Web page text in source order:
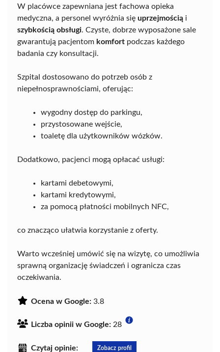
W placówce zapewniana jest fachowa opieka
medyczna, a personel wyróżnia się uprzejmością i
szybkością obsługi. Czyste, dobrze wyposażone sale
gwarantują pacjentom komfort podczas każdego
badania czy konsultacji.
Szpital dostosowano do potrzeb osób z
niepełnosprawnościami, oferując:
wygodny dostęp do parkingu,
przystosowane wejście,
toaletę dla użytkowników wózków.
Dodatkowo, pacjenci mogą opłacać usługi:
kartami debetowymi,
kartami kredytowymi,
za pomocą płatności mobilnych NFC,
co znacząco ułatwia korzystanie z oferty.
Warto wcześniej umówić się na wizytę, co umożliwia
sprawną organizację świadczeń i ogranicza czas
oczekiwania.
Ocena w Google: 3.8
Liczba opinii w Google: 28
Czytaj opinie: Zobacz profil